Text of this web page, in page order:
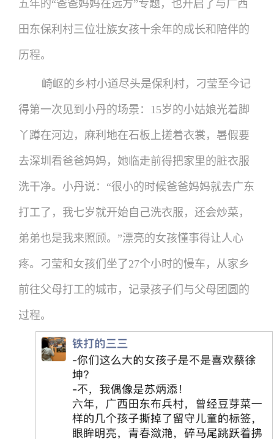
五年的“爸爸妈妈在远方”专题，也开启了与广西
田东保利村三位壮族女孩十余年的成长和陪伴的
历程。
崎岖的乡村小道尽头是保利村，刁莹至今记
得第一次见到小丹的场景：15岁的小姑娘光着脚
丫蹲在河边，麻利地在石板上搓着衣裳，暑假要
去深圳看爸爸妈妈，她临走前得把家里的脏衣服
洗干净。小丹说：“很小的时候爸爸妈妈就去广东
打工了，我七岁就开始自己洗衣服，还会炒菜，
弟弟也是我来照顾。”漂亮的女孩懂事得让人心
疼。刁莹和女孩们坐了27个小时的慢车，从家乡
前往父母打工的城市，记录孩子们与父母团圆的
过程。